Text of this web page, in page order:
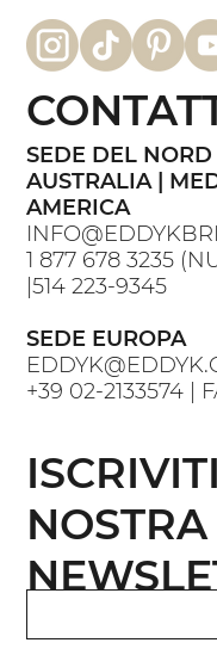
SEDE DEL
AUSTRALIA |
AMERICA
1 877 678 3235
|514 223-9345
SEDE EUROPA
+39 02-2133574 |
NOSTRA